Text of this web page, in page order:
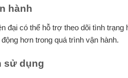
hành
đại có thể hỗ trợ theo dõi tình
hơn trong quá trình vận hành.
sử dụng